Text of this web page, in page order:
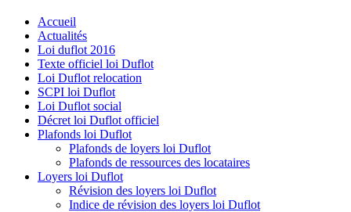
Accueil
Actualités
Loi duflot 2016
Texte officiel loi Duflot
Loi Duflot relocation
SCPI loi Duflot
Loi Duflot social
Décret loi Duflot officiel
Plafonds loi Duflot
Plafonds de loyers loi Duflot
Plafonds de ressources des locataires
Loyers loi Duflot
Révision des loyers loi Duflot
Indice de révision des loyers loi Duflot